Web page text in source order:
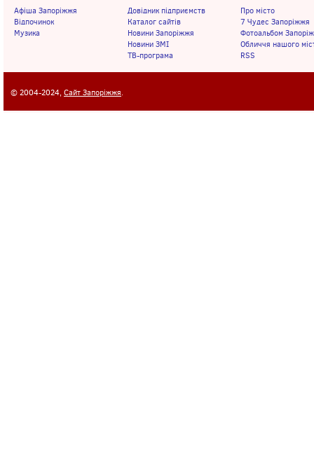
Афіша Запоріжжя
Відпочинок
Музика
Довідник підприємств
Каталог сайтів
Новини Запоріжжя
Новини ЗМІ
ТВ-програма
Про місто
7 Чудес Запоріжжя
Фотоальбом
Обличчя нашого
RSS
© 2004-2024, Сайт Запоріжжя.